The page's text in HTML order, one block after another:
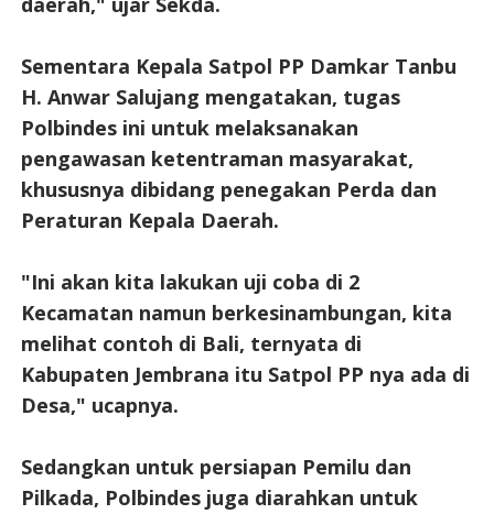
Sementara Kepala Satpol PP Damkar Tanbu
H. Anwar Salujang mengatakan, tugas
Polbindes ini untuk melaksanakan
pengawasan ketentraman masyarakat,
khususnya dibidang penegakan Perda dan
Peraturan Kepala Daerah.
"Ini akan kita lakukan uji coba di 2
Kecamatan namun berkesinambungan, kita
melihat contoh di Bali, ternyata di
Kabupaten Jembrana itu Satpol PP nya ada di
Desa," ucapnya.
Sedangkan untuk persiapan Pemilu dan
Pilkada, Polbindes juga diarahkan untuk